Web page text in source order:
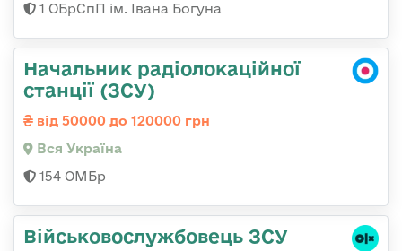
1 ОБрСпП ім. Івана Богуна
Начальник радіолокаційної
станції (ЗСУ)
від 50000 до 120000 грн
Вся Україна
154 ОМБр
Військовослужбовець ЗСУ